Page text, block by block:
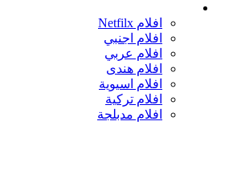
افلام Netfilx
افلام اجنبي
افلام عربي
افلام هندى
افلام اسيوية
افلام تركية
افلام مدبلجة